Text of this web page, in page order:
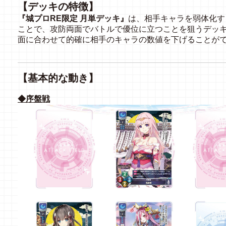
【デッキの特徴】
『城プロRE限定 月単デッキ』 は、相手キャラを弱体化
ことで、攻防両面でバトルで優位に立つことを狙うデッ
面に合わせて的確に相手のキャラの数値を下げることが
【基本的な動き】
◆序盤戦